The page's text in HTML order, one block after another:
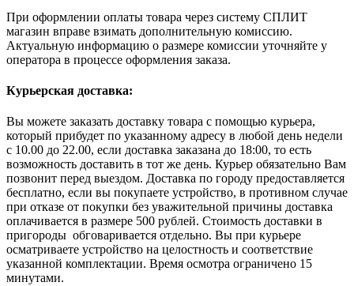
При оформлении оплаты товара через систему СПЛИТ
магазин вправе взимать дополнительную комиссию.
Актуальную информацию о размере комиссии уточняйте у
оператора в процессе оформления заказа.
Курьерская доставка:
Вы можете заказать доставку товара с помощью курьера,
который прибудет по указанному адресу в любой день недели
с 10.00 до 22.00, если доставка заказана до 18:00, то есть
возможность доставить в тот же день. Курьер обязательно Вам
позвонит перед выездом. Доставка по городу предоставляется
бесплатно, если вы покупаете устройство, в противном случае
при отказе от покупки без уважительной причины доставка
оплачивается в размере 500 рублей. Стоимость доставки в
пригороды обговаривается отдельно. Вы при курьере
осматриваете устройство на целостность и соответствие
указанной комплектации. Время осмотра ограничено 15
минутами.